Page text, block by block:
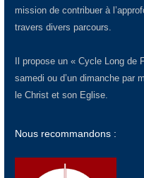
mission de contribuer à
travers divers parcours.
Il propose un « Cycle Long de
samedi ou d’un dimanche par
le Christ et son Eglise.
Nous recommandons :